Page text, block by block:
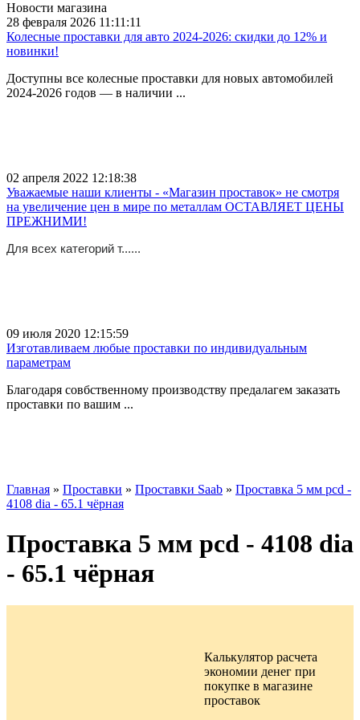
Новости магазина
28 февраля 2026 11:11:11
Колесные проставки для авто 2024-2026: скидки до 12% и
новинки!
Доступны все колесные проставки для новых автомобилей
2024-2026 годов — в наличии ...
02 апреля 2022 12:18:38
Уважаемые наши клиенты - «Магазин проставок» не смотря
на увеличение цен в мире по металлам ОСТАВЛЯЕТ ЦЕНЫ
ПРЕЖНИМИ!
Для всех категорий т......
09 июля 2020 12:15:59
Изготавливаем любые проставки по индивидуальным
параметрам
Благодаря совбственному производству предалагем заказать
проставки по вашим ...
Главная » Проставки » Проставки Saab » Проставка 5 мм pcd -
4108 dia - 65.1 чёрная
Проставка 5 мм pcd - 4108 dia
- 65.1 чёрная
Калькулятор расчета
экономии денег при
покупке в магазине
проставок